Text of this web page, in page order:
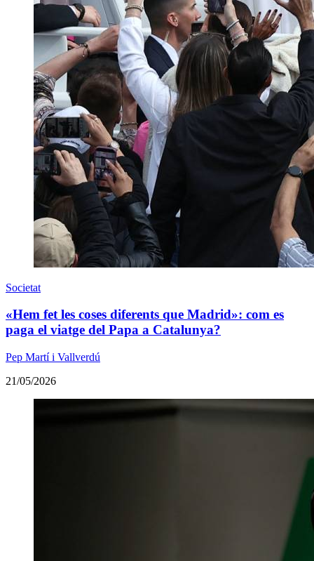
Societat
«Hem fet les coses diferents que Madrid»: com es
paga el viatge del Papa a Catalunya?
Pep Martí i Vallverdú
21/05/2026